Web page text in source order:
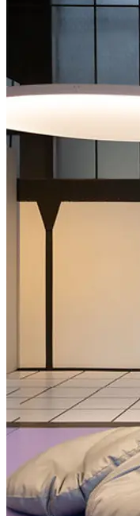
/imagine: („stell dir vor“)
Gestaltung eigener
Software Midjourney
Text generiert eine KI
KURATOR*INNEN
Bika Rebek, Architektin
Marlies Wirth, Kuratorin
Sammlung Design
Some Place Studio
...Mehr lesen